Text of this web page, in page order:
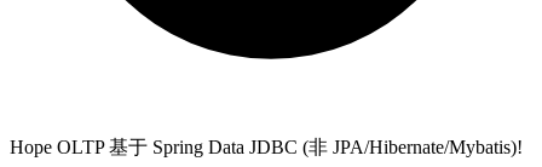
Hope OLTP 基于 Spring Data JDBC (非 JPA/Hibernate/Mybatis)!